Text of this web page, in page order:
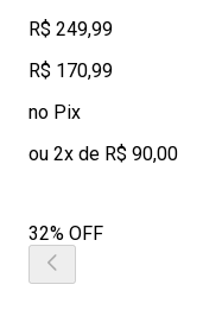
R$ 249,99
R$ 170,99
no Pix
ou 2x de R$ 90,00
32% OFF